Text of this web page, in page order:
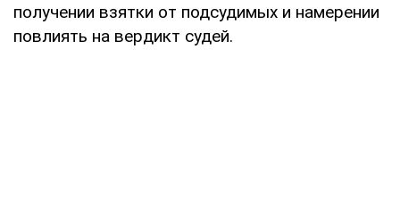
получении взятки от подсудимых и намерении
повлиять на вердикт судей.